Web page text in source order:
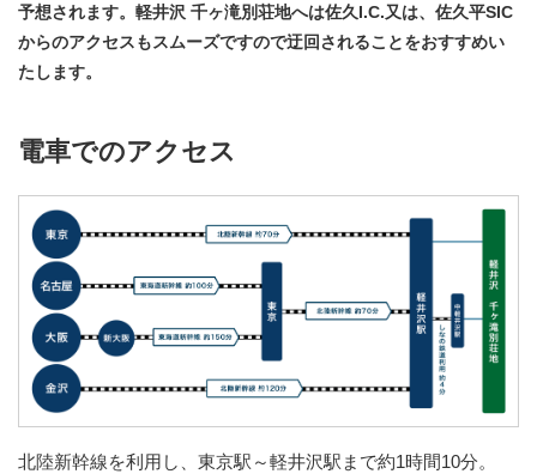
予想されます。軽井沢 千ヶ滝別荘地へは佐久I.C.又は、佐久平SIC
からのアクセスもスムーズですので迂回されることをおすすめい
たします。
電車でのアクセス
北陸新幹線を利用し、東京駅～軽井沢駅まで約1時間10分。